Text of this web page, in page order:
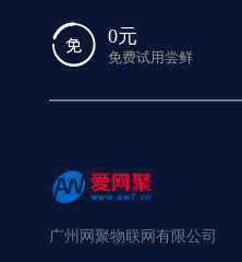
0元
免费试用尝鲜
广州网聚物联网有限公司